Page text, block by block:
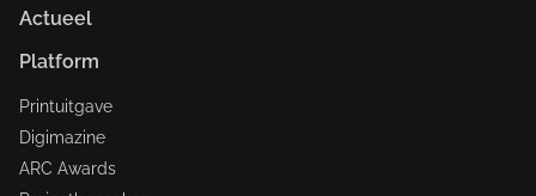
Actueel
Platform
Printuitgave
Digimazine
ARC Awards